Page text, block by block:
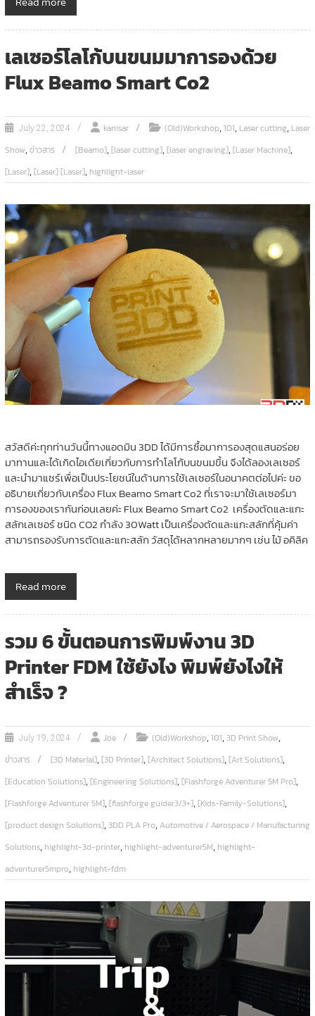
เลเซอร์โลโก้บนขนมมาการองด้วย
Flux Beamo Smart Co2
July 22, 2024 kanisar (Old)Workshop,101, Laser cutting, Laser
Show,ข่าวสาร [Beamo],[laser cutting],[laser engraving],[Laser Machine],
[Laser],[Laser] [Laser], highlight-laser
สวัสดีค่ะทุกท่านวันนี้ทางแอดมิน 3DD ได้มีการซื้อมาการองสุดแสนอร่อย
มาทานและได้เกิดไอเดียเกี่ยวกับการทำโลโก้บนขนมขึ้น จึงได้ลองเลเซอร์
และนำมาแชร์เพื่อเป็นประโยชน์ในด้านการใช้เลเซอร์ในอนาคตต่อไปค่ะ ขอ
อธิบายเกี่ยวกับเครื่อง Flux Beamo Smart Co2 ที่เราจะมาใช้เลเซอร์มา
การองของเรากันก่อนเลยค่ะ Flux Beamo Smart Co2 เครื่องตัดและแกะ
สลักเลเซอร์ ชนิด CO2 กำลัง 30Watt เป็นเครื่องตัดและแกะสลักที่คุ้มค่า
สามารถรองรับการตัดและแกะสลัก วัสดุได้หลากหลายมากๆ เช่น ไม้ อคิลิค
Read more
รวม 6 ขั้นตอนการพิมพ์งาน 3D
Printer FDM ใช้ยังไง พิมพ์ยังไงให้
สำเร็จ ?
July 19, 2024 Joe (Old)Workshop,101,3D Print Show,
ข่าวสาร [3D Material],[3D Printer],[Architect Solutions],[Art Solutions],
[Education Solutions],[Engineering Solutions],[Flashforge Adventurer 5M Pro],
[Flashforge Adventurer 5M],[flashforge guider3/3+],[Kids-Family-Solutions],
[product design Solutions],3DD PLA Pro, Automotive / Aerospace / Manufacturing
Solutions, highlight-3d-printer, highlight-adventurer5M, highlight-
adventurer5mpro, highlight-fdm